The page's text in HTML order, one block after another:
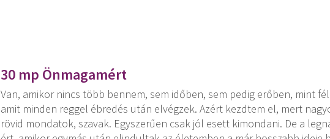
30 mp Önmagamért
Van, amikor nincs több bennem, sem időben, sem pedig erőben, mint
amit minden reggel ébredés után elvégzek. Azért kezdtem el, mert
rövid mondatok, szavak. Egyszerűen csak jól esett kimondani. De a